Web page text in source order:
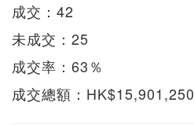
成交：42
未成交：25
成交率：63％
成交總額：HK$15,901,250